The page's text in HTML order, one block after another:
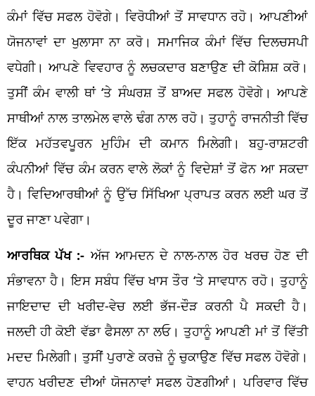
ਕੰਮਾਂ ਵਿੱਚ ਸਫਲ ਹੋਵੋਗੇ। ਵਿਰੋਧੀਆਂ ਤੋਂ ਸਾਵਧਾਨ ਰਹੋ। ਆਪਣੀਆਂ
ਯੋਜਨਾਵਾਂ ਦਾ ਖੁਲਾਸਾ ਨਾ ਕਰੋ। ਸਮਾਜਿਕ ਕੰਮਾਂ ਵਿੱਚ ਦਿਲਚਸਪੀ
ਵਧੇਗੀ। ਆਪਣੇ ਵਿਵਹਾਰ ਨੂੰ ਲਚਕਦਾਰ ਬਣਾਉਣ ਦੀ ਕੋਸ਼ਿਸ਼ ਕਰੋ।
ਤੁਸੀਂ ਕੰਮ ਵਾਲੀ ਥਾਂ ‘ਤੇ ਸੰਘਰਸ਼ ਤੋਂ ਬਾਅਦ ਸਫਲ ਹੋਵੋਗੇ। ਆਪਣੇ
ਸਾਥੀਆਂ ਨਾਲ ਤਾਲਮੇਲ ਵਾਲੇ ਢੰਗ ਨਾਲ ਰਹੋ। ਤੁਹਾਨੂੰ ਰਾਜਨੀਤੀ ਵਿੱਚ
ਇੱਕ ਮਹੱਤਵਪੂਰਨ ਮੁਹਿੰਮ ਦੀ ਕਮਾਨ ਮਿਲੇਗੀ। ਬਹੁ-ਰਾਸ਼ਟਰੀ
ਕੰਪਨੀਆਂ ਵਿੱਚ ਕੰਮ ਕਰਨ ਵਾਲੇ ਲੋਕਾਂ ਨੂੰ ਵਿਦੇਸ਼ਾਂ ਤੋਂ ਫੋਨ ਆ ਸਕਦਾ
ਹੈ। ਵਿਦਿਆਰਥੀਆਂ ਨੂੰ ਉੱਚ ਸਿੱਖਿਆ ਪ੍ਰਾਪਤ ਕਰਨ ਲਈ ਘਰ ਤੋਂ
ਦੂਰ ਜਾਣਾ ਪਵੇਗਾ।
ਆਰਥਿਕ ਪੱਖ :- ਅੱਜ ਆਮਦਨ ਦੇ ਨਾਲ-ਨਾਲ ਹੋਰ ਖਰਚ ਹੋਣ ਦੀ
ਸੰਭਾਵਨਾ ਹੈ। ਇਸ ਸਬੰਧ ਵਿੱਚ ਖਾਸ ਤੌਰ ‘ਤੇ ਸਾਵਧਾਨ ਰਹੋ। ਤੁਹਾਨੂੰ
ਜਾਇਦਾਦ ਦੀ ਖਰੀਦ-ਵੇਚ ਲਈ ਭੱਜ-ਦੌੜ ਕਰਨੀ ਪੈ ਸਕਦੀ ਹੈ।
ਜਲਦੀ ਹੀ ਕੋਈ ਵੱਡਾ ਫੈਸਲਾ ਨਾ ਲਓ। ਤੁਹਾਨੂੰ ਆਪਣੀ ਮਾਂ ਤੋਂ ਵਿੱਤੀ
ਮਦਦ ਮਿਲੇਗੀ। ਤੁਸੀਂ ਪੁਰਾਣੇ ਕਰਜ਼ੇ ਨੂੰ ਚੁਕਾਉਣ ਵਿੱਚ ਸਫਲ ਹੋਵੋਗੇ।
ਵਾਹਨ ਖਰੀਦਣ ਦੀਆਂ ਯੋਜਨਾਵਾਂ ਸਫਲ ਹੋਣਗੀਆਂ। ਪਰਿਵਾਰ ਵਿੱਚ